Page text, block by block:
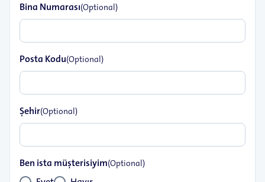
Bina Numarası(Optional)
Posta Kodu(Optional)
Şehir(Optional)
Ben ista müşterisiyim(Optional)